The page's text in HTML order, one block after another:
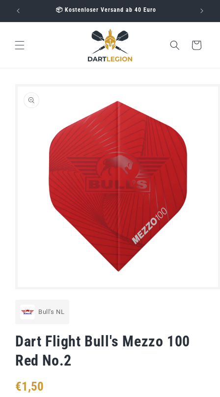
zum
Inhalt
📦 Kostenloser Versand ab 40 Euro
Warenkorb
Modal Bull's NL
Dart Flight Bull's Mezzo 100
Red No.2
Normaler
€1,50